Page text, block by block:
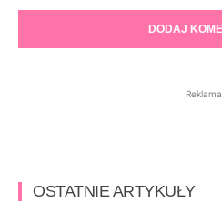
Reklama
OSTATNIE ARTYKUŁY